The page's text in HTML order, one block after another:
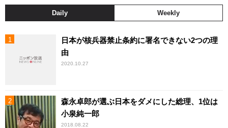
Daily Weekly
日本が核兵器禁止条約に署名できない2つの理
由
2020.10.27
森永卓郎が選ぶ日本をダメにした総理、1位は
小泉純一郎
2018.08.22